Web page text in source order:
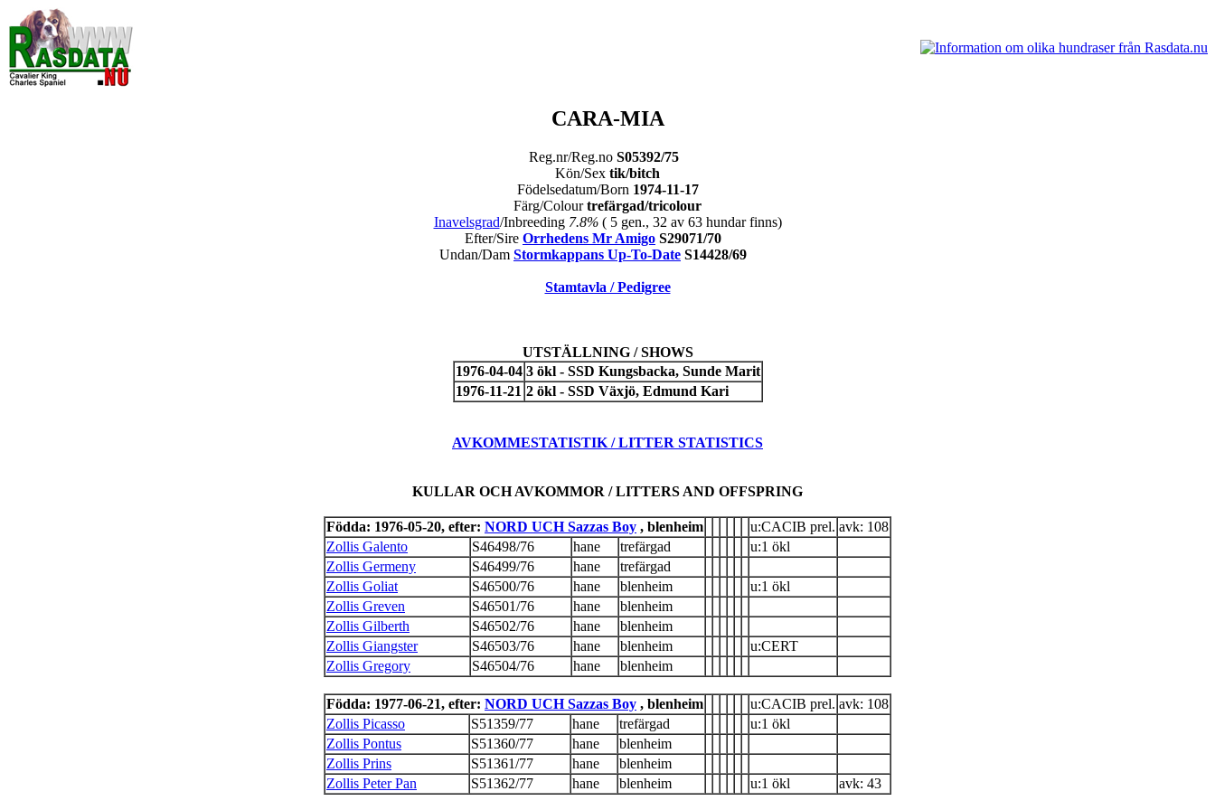
CARA-MIA
Reg.nr/Reg.no S05392/75
Kön/Sex tik/bitch
Födelsedatum/Born 1974-11-17
Färg/Colourtrefärgad/tricolour
Inavelsgrad/Inbreeding 7.8% ( 5 gen., 32 av 63 hundar finns)
Efter/Sire Orrhedens Mr Amigo S29071/70
Undan/Dam Stormkappans Up-To-Date S14428/69
Stamtavla / Pedigree
UTSTÄLLNING / SHOWS
1976-04-04 3 ökl - SSD Kungsbacka, Sunde Marit
1976-11-21 2 ökl - SSD Växjö, Edmund Kari
AVKOMMESTATISTIK / LITTER STATISTICS
KULLAR OCH AVKOMMOR / LITTERS AND OFFSPRING
Födda: 1976-05-20, efter: NORD UCH Sazzas Boy , blenheim u:CACIB prel. avk: 108
Zollis Galento
S46498/76 hane trefärgad
u:1 ökl
Zollis Germeny
S46499/76 hane
trefärgad
Zollis Goliat
S46500/76 hane blenheim
u:1 ökl
Zollis Greven
S46501/76 hane
blenheim
Zollis Gilberth
S46502/76 hane
blenheim
Zollis Giangster
S46503/76 hane blenheim
u:CERT
Zollis Gregory
S46504/76 hane blenheim
Födda: 1977-06-21, efter: NORD UCH Sazzas Boy , blenheim u:CACIB prel. avk: 108
Zollis Picasso
S51359/77 hane trefärgad
u:1 ökl
Zollis Pontus
S51360/77 hane
blenheim
Zollis Prins
S51361/77 hane
blenheim
Zollis Peter Pan
S51362/77 hane blenheim u:1 ökl avk: 43